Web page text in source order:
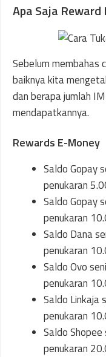
Apa Saja
Sebelum membahas
baiknya kita
dan berapa jumlah
mendapatkannya.
Rewards E-Money
Saldo Gopay
penukaran
Saldo Gopay
penukaran
Saldo Dana
penukaran
Saldo Ovo
penukaran
Saldo Linkaja
penukaran
Saldo
penukaran